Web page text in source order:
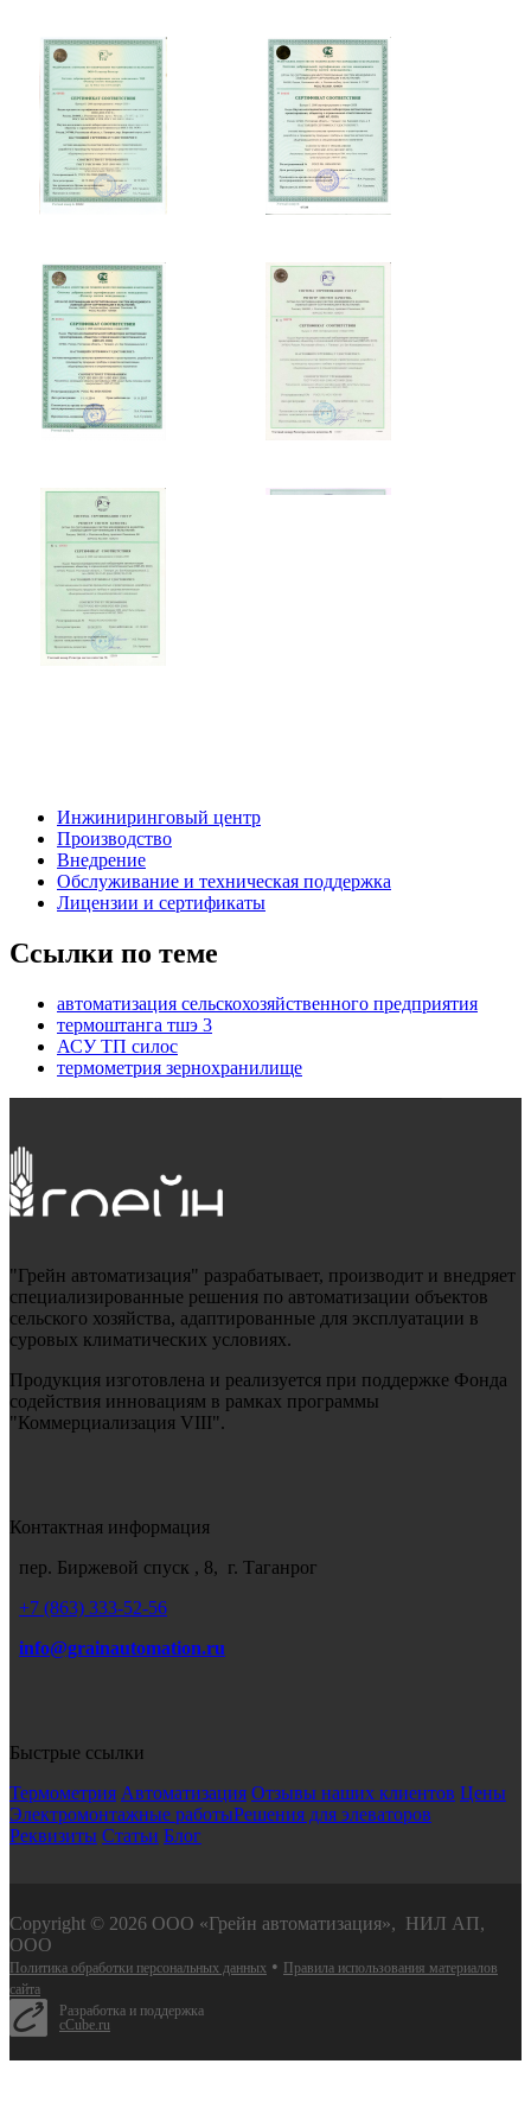
Инжиниринговый центр
Производство
Внедрение
Обслуживание и техническая поддержка
Лицензии и сертификаты
Ссылки по теме
автоматизация сельскохозяйственного предприятия
термоштанга тшэ 3
АСУ ТП силос
термометрия зернохранилище
"Грейн автоматизация" разрабатывает, производит и внедряет
специализированные решения по автоматизации объектов
сельского хозяйства, адаптированные для эксплуатации в
суровых климатических условиях.
Продукция изготовлена и реализуется при поддержке Фонда
содействия инновациям в рамках программы
"Коммерциализация VIII".
Контактная информация
пер. Биржевой спуск , 8, г. Таганрог
+7 (863) 333-52-56
info@grainautomation.ru
Быстрые ссылки
Термометрия Автоматизация Отзывы наших клиентов Цены
Электромонтажные работыРешения для элеваторов
Реквизиты Статьи Блог
Copyright © 2026 ООО «Грейн автоматизация», НИЛ АП,
ООО
Политика обработки персональных данных • Правила использования материалов
сайта
Разработка и поддержка
cCube.ru